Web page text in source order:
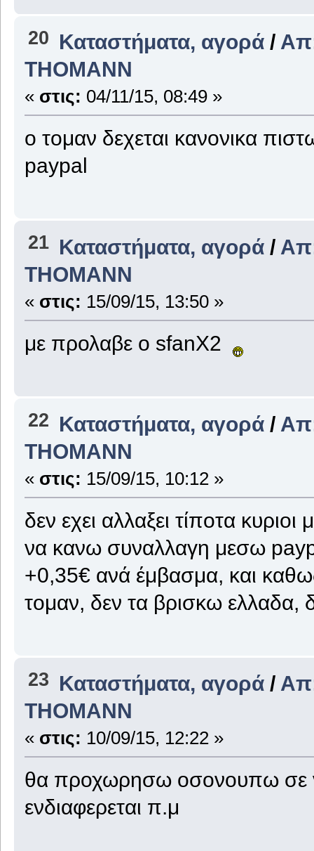
20 Καταστήματα, αγορά /
THOMANΝ
« στις: 04/11/15, 08:49 »
ο τομαν δεχεται κανονικα
paypal
21 Καταστήματα, αγορά /
THOMANΝ
« στις: 15/09/15, 13:50 »
με προλαβε ο sfanX2
22 Καταστήματα, αγορά /
THOMANΝ
« στις: 15/09/15, 10:12 »
δεν εχει αλλαξει τίποτα
να κανω συναλλαγη μεσω
+0,35€ ανά έμβασμα, και
τομαν, δεν τα βρισκω
23 Καταστήματα, αγορά /
THOMANΝ
« στις: 10/09/15, 12:22 »
θα προχωρησω οσονουπω σε
ενδιαφερεται π.μ